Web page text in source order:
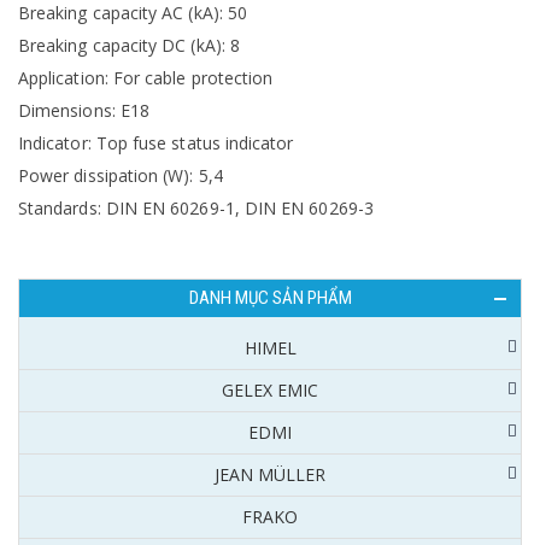
Breaking capacity AC (kA): 50
Breaking capacity DC (kA): 8
Application: For cable protection
Dimensions: E18
Indicator: Top fuse status indicator
Power dissipation (W): 5,4
Standards: DIN EN 60269-1, DIN EN 60269-3
DANH MỤC SẢN PHẨM
HIMEL
GELEX EMIC
EDMI
JEAN MÜLLER
FRAKO